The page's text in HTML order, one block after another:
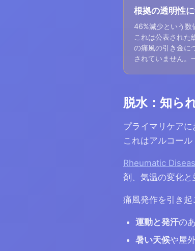
根拠の透明性
46%減少という数
これは公表された
の痛風の引き金に
されていません。
脱水：知ら
プライマリケアに
これはアルコー
Rheumatic
剤、気温の変化と
痛風発作を引き起
運動と発汗の
暑い天候や屋